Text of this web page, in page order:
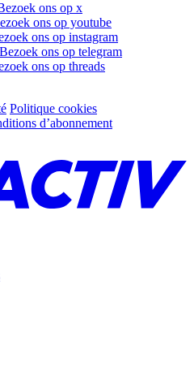
ons op x
ons op youtube
ons op instagram
Bezoek ons op telegram
ons op threads
Politique cookies
d’abonnement